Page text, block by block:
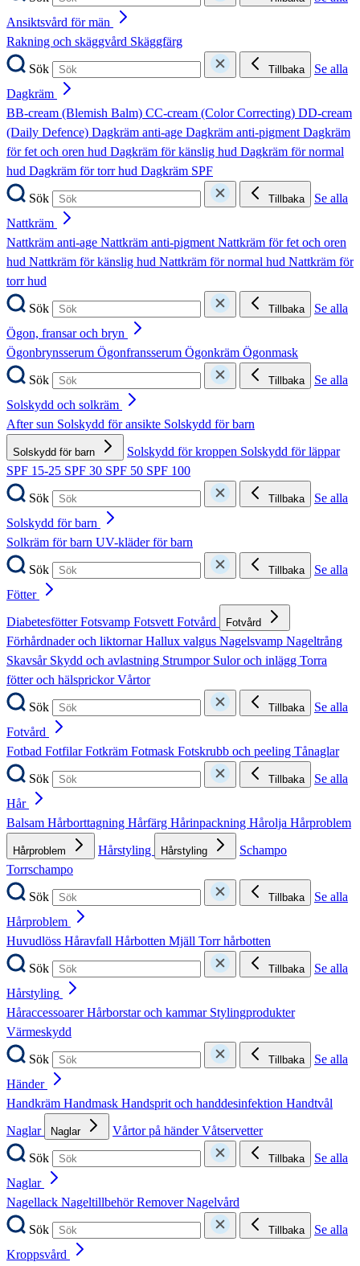
Ansiktsvård för män
Rakning och skäggvård Skäggfärg
Sök
Tillbaka
Se alla
Dagkräm
BB-cream (Blemish Balm) CC-cream (Color Correcting) DD-cream
(Daily Defence) Dagkräm anti-age Dagkräm anti-pigmentDagkräm
för fet och oren hud Dagkräm för känslig hud Dagkräm för normal
hud Dagkräm för torr hud Dagkräm SPF
Sök
Tillbaka
Se alla
Nattkräm
Nattkräm anti-age Nattkräm anti-pigmentNattkräm för fet och oren
hud Nattkräm för känslig hud Nattkräm för normal hud Nattkräm för
torr hud
Sök
Tillbaka
Se alla
Ögon, fransar och bryn
Ögonbrynsserum Ögonfransserum Ögonkräm Ögonmask
Sök
Tillbaka
Se alla
Solskydd och solkräm
After sun Solskydd för ansikte Solskydd för barn
Solskydd för barn Solskydd för kroppen Solskydd för läppar
SPF 15-25 SPF 30 SPF 50 SPF 100
Sök
Tillbaka
Se alla
Solskydd för barn
Solkräm för barn UV-kläder för barn
Sök
Tillbaka
Se alla
Fötter
DiabetesfötterFotsvamp FotsvettFotvård Fotvård
Förhårdnader och liktornarHallux valgus Nagelsvamp Nageltrång
Skavsår Skydd och avlastning Strumpor Sulor och inlägg Torra
fötter och hälsprickorVårtor
Sök
Tillbaka
Se alla
Fotvård
Fotbad FotfilarFotkräm Fotmask Fotskrubb och peeling Tånaglar
Sök
Tillbaka
Se alla
Hår
Balsam Hårborttagning Hårfärg Hårinpackning Hårolja Hårproblem
Hårproblem Hårstyling Hårstyling
Schampo
Torrschampo
Sök
Tillbaka
Se alla
Hårproblem
Huvudlöss Håravfall Hårbotten Mjäll Torr hårbotten
Sök
Tillbaka
Se alla
Hårstyling
HåraccessoarerHårborstar och kammar Stylingprodukter
Värmeskydd
Sök
Tillbaka
Se alla
Händer
Handkräm Handmask Handsprit och handdesinfektion Handtvål
Naglar
Naglar Vårtor på händerVåtservetter
Sök
Tillbaka
Se alla
Naglar
Nagellack NageltillbehörRemoverNagelvård
Sök
Tillbaka
Se alla
Kroppsvård